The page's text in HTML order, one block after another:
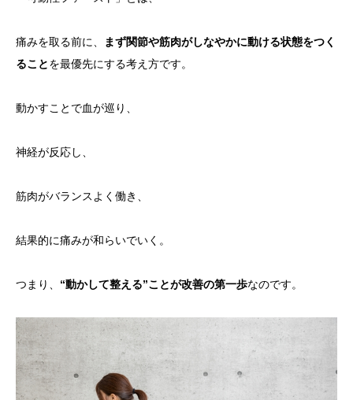
痛みを取る前に、
まず関節や筋肉がしなやかに動ける状態をつく
ることを最優先にする考え方です。
動かすことで血が巡り、
神経が反応し、
筋肉がバランスよく働き、
結果的に痛みが和らいでいく。
つまり、 “動かして整える”ことが改善の第一歩なのです。